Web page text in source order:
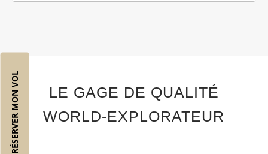
RÉSERVER MON VOL
LE GAGE DE QUALITÉ
WORLD-EXPLORATEUR